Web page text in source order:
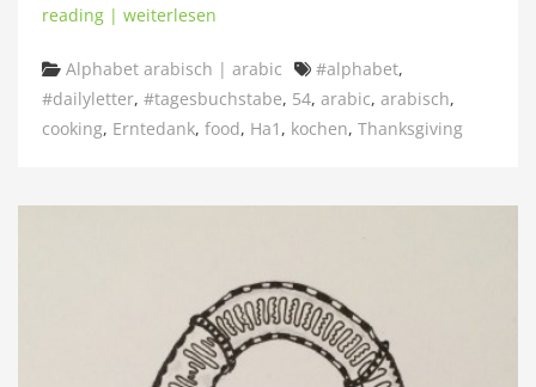
reading | weiterlesen
Categories
Alphabet arabisch | arabic Tags
#alphabet,
#dailyletter, #tagesbuchstabe, 54, arabic, arabisch,
cooking, Erntedank, food, Ha1 , kochen, Thanksgiving